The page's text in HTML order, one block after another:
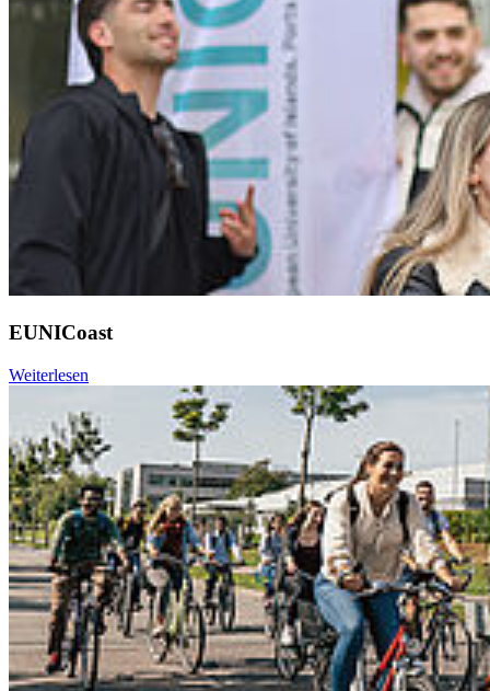
EUNICoast
Weiterlesen
Go to slide 1
Go to slide 2
Go to slide 3
Go to slide 4
Go to slide 5
Go to slide 6
Go to slide 7
Go to slide 8
Go to slide 9